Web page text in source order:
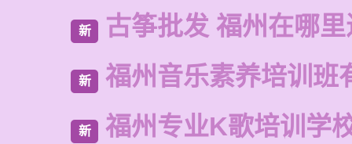
新 古筝批发 福州在哪
新 福州音乐素养培训班
新 福州专业K歌培训学